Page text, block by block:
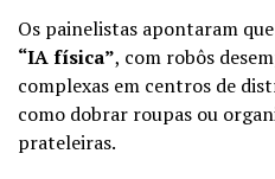
Os painelistas apontaram
“IA física”, com robôs
complexas em centros de
como dobrar roupas ou
prateleiras.